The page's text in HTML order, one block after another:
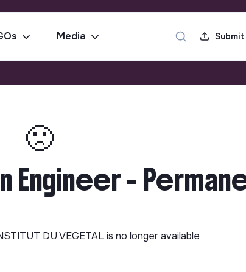
Media
🙁
-
DU VEGETALis no longer available